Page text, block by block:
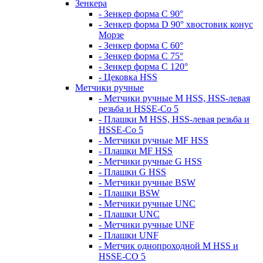
Зенкера
- Зенкер форма С 90°
- Зенкер форма D 90° хвостовик конус
Морзе
- Зенкер форма С 60°
- Зенкер форма С 75°
- Зенкер форма С 120°
- Цековка HSS
Метчики ручные
- Метчики ручные M HSS, HSS-левая
резьба и HSSE-Co 5
- Плашки M HSS, HSS-левая резьба и
HSSE-Co 5
- Метчики ручные MF HSS
- Плашки MF HSS
- Метчики ручные G HSS
- Плашки G HSS
- Метчики ручные BSW
- Плашки BSW
- Метчики ручные UNC
- Плашки UNC
- Метчики ручные UNF
- Плашки UNF
- Метчик однопроходной M HSS и
HSSE-CO 5